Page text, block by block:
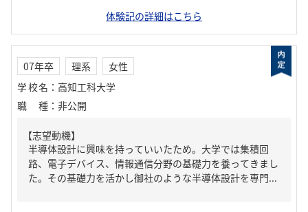
体験記の詳細はこちら
07年卒 理系
女性
学校名 ： 高知工科大学
職種 ： 非公開
【志望動機】
半導体設計に興味を持っていいたため。大学では集積回
路、電子デバイス、情報通信分野の基礎力を養ってきまし
た。その基礎力を活かし御社のような半導体設計を専門...